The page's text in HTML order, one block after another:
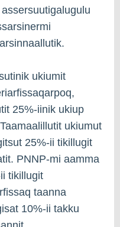
ukiumit
25%-iinik ukiup
ukiumut
25%-ii tikillugit
PNNP-mi aamma
tikillugit
taanna
10%-ii takku